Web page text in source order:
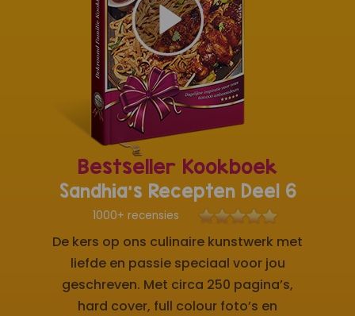
Bestseller Kookboek
Sandhia's Recepten Deel 6
1000+ recensies
De kers op ons culinaire kunstwerk met
liefde en passie speciaal voor jou
geschreven. Met circa 250 pagina’s,
hard cover, full colour foto’s en